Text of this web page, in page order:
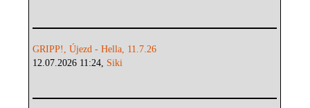
GRIPP!, Újezd - Hella, 11.7.26
12.07.2026 11:24, Siki